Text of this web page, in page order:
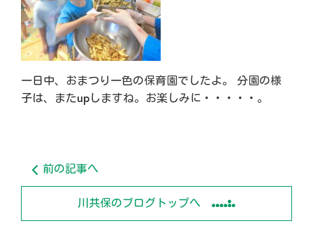
一日中、おまつり一色の保育園でしたよ。 分園の様
子は、またupしますね。お楽しみに・・・・・。
前の記事へ
川共保のブログトップへ